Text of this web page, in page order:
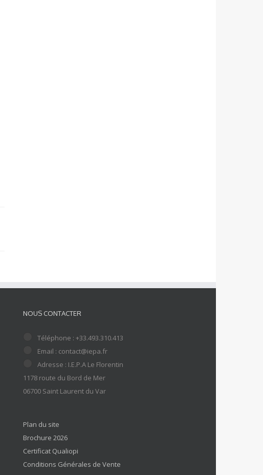
NOUS CONTACTER
Téléphone : +33.493.310.413
Email : contact@iepa.fr
Adresse : I.E.P.A Le Florentin
1178 route du Bord de Mer
06700 Saint Laurent du Var
Plan du site
Brochure 2026
Certificat Qualiopi
Conditions Générales de Vente